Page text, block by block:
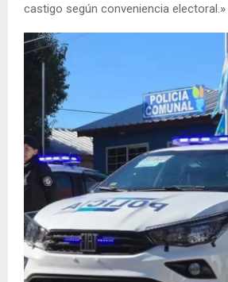
castigo según conveniencia electoral.»